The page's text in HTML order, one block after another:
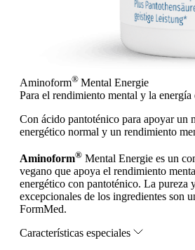
Aminoform® Mental Energie
Para el rendimiento mental y la
Con ácido pantoténico para apoyar un
energético normal y un rendimiento
Aminoform® Mental Energie es un
vegano que apoya el rendimiento
energético con pantoténico. La pureza
excepcionales de los ingredientes son
FormMed.
Características especiales